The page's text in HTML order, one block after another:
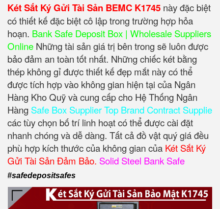
Két Sắt Ký Gửi Tài Sản BEMC K1745 này đặc biệt
có thiết kế đặc biệt cô lập trong trường hợp hỏa
hoạn. Bank Safe Deposit Box | Wholesale Suppliers
Online Những tài sản giá trị bên trong sẽ luôn được
bảo đảm an toàn tốt nhất. Những chiếc két bằng
thép không gỉ được thiết kế đẹp mắt này có thể
được tích hợp vào không gian hiện tại của Ngân
Hàng Kho Quỹ và cung cấp cho Hệ Thống Ngân
Hàng Safe Box Supplier Top Brand Contract Supplie
các tùy chọn bố trí linh hoạt có thể được cài đặt
nhanh chóng và dễ dàng. Tất cả đồ vật quý giá đều
phù hợp kích thước của không gian của Két Sắt Ký
Gửi Tài Sản Đảm Bảo. Solid Steel Bank Safe
#safedepositsafes